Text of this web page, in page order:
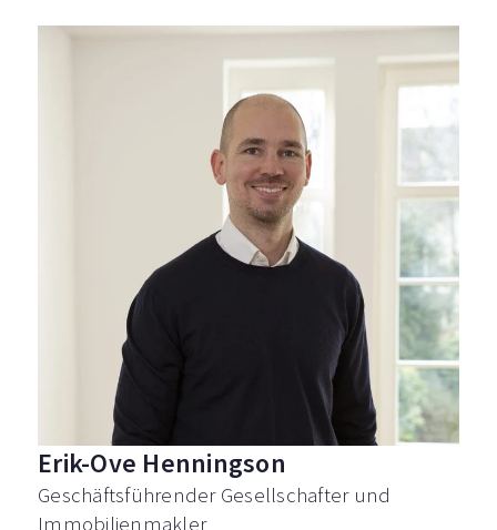
Erik-Ove Henningson
Geschäftsführender Gesellschafter und
Immobilienmakler